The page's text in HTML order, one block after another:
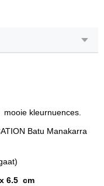
kleurnuences.
Batu Manakarra
6.5 cm